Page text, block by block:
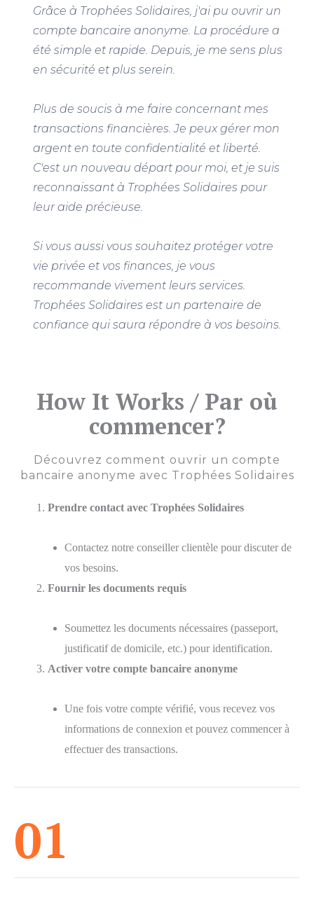
Grâce à Trophées Solidaires, j'ai pu ouvrir un
compte bancaire anonyme. La procédure a
été simple et rapide. Depuis, je me sens plus
en sécurité et plus serein.
Plus de soucis à me faire concernant mes
transactions financières. Je peux gérer mon
argent en toute confidentialité et liberté.
C'est un nouveau départ pour moi, et je suis
reconnaissant à Trophées Solidaires pour
leur aide précieuse.
Si vous aussi vous souhaitez protéger votre
vie privée et vos finances, je vous
recommande vivement leurs services.
Trophées Solidaires est un partenaire de
confiance qui saura répondre à vos besoins.
How It Works / Par où
commencer?
Découvrez comment ouvrir un compte
bancaire anonyme avec Trophées Solidaires
Prendre contact avec Trophées Solidaires
Contactez notre conseiller clientèle pour discuter de
vos besoins.
Fournir les documents requis
Soumettez les documents nécessaires (passeport,
justificatif de domicile, etc.) pour identification.
Activer votre compte bancaire anonyme
Une fois votre compte vérifié, vous recevez vos
informations de connexion et pouvez commencer à
effectuer des transactions.
01